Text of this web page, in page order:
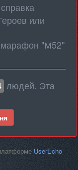
или
марафон "М52"
людей. Эта
UserEcho